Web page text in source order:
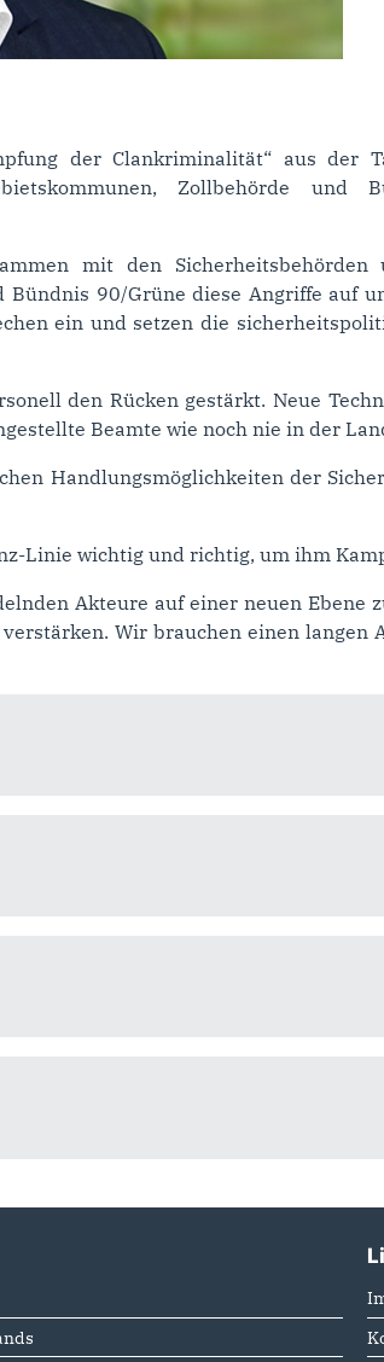
der Clankriminalität“ aus der
Zollbehörde und
mit den
90/Grüne diese Angriffe auf
ein und setzen die
den Rücken gestärkt. Neue
Beamte wie noch nie in der
Handlungsmöglichkeiten der
Linie wichtig und richtig, um ihm
Akteure auf einer neuen Ebene
Wir brauchen einen langen